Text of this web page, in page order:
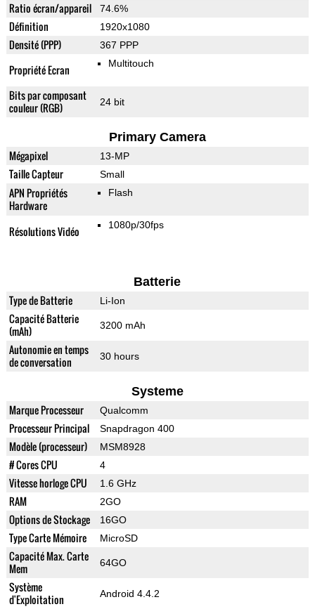
Ratio écran/appareil 74.6%
Définition 1920x1080
Densité (PPP) 367 PPP
Propriété Ecran Multitouch
Bits par composant
couleur (RGB)
24 bit
Primary Camera
Mégapixel 13-MP
Taille Capteur Small
APN Propriétés
Hardware
Flash
Résolutions Vidéo 1080p/30fps
Batterie
Type de Batterie Li-Ion
Capacité Batterie
(mAh)
3200 mAh
Autonomie en temps
de conversation
30 hours
Systeme
Marque Processeur Qualcomm
Processeur Principal Snapdragon 400
Modèle (processeur) MSM8928
# Cores CPU 4
Vitesse horloge CPU 1.6 GHz
RAM 2GO
Options de Stockage 16GO
Type Carte Mémoire MicroSD
Capacité Max. Carte
Mem
64GO
Système
d'Exploitation
Android 4.4.2